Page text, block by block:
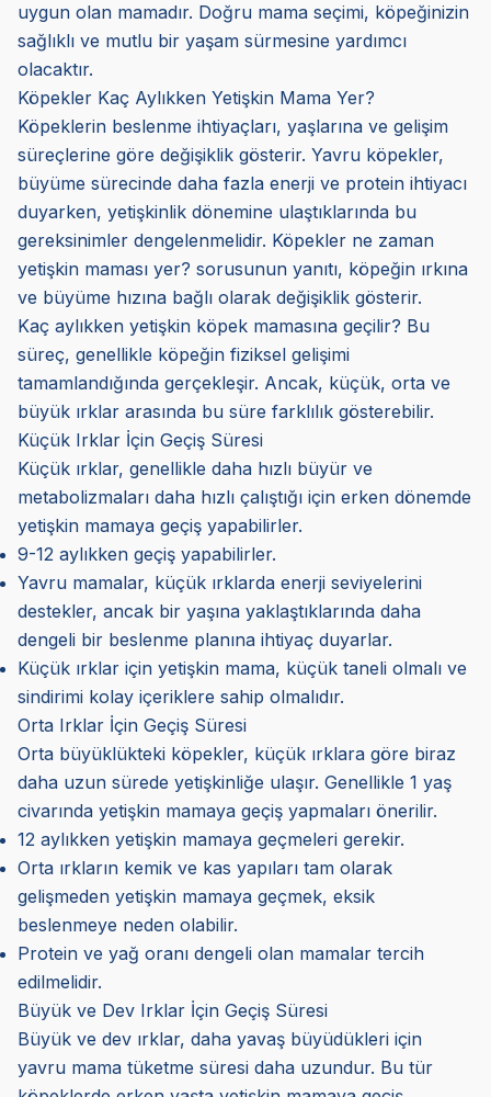
uygun olan mamadır. Doğru mama seçimi, köpeğinizin
sağlıklı ve mutlu bir yaşam sürmesine yardımcı
olacaktır.
Köpekler Kaç Aylıkken Yetişkin Mama Yer?
Köpeklerin beslenme ihtiyaçları, yaşlarına ve gelişim
süreçlerine göre değişiklik gösterir. Yavru köpekler,
büyüme sürecinde daha fazla enerji ve protein ihtiyacı
duyarken, yetişkinlik dönemine ulaştıklarında bu
gereksinimler dengelenmelidir. Köpekler ne zaman
yetişkin maması yer? sorusunun yanıtı, köpeğin ırkına
ve büyüme hızına bağlı olarak değişiklik gösterir.
Kaç aylıkken yetişkin köpek mamasına geçilir? Bu
süreç, genellikle köpeğin fiziksel gelişimi
tamamlandığında gerçekleşir. Ancak, küçük, orta ve
büyük ırklar arasında bu süre farklılık gösterebilir.
Küçük Irklar İçin Geçiş Süresi
Küçük ırklar, genellikle daha hızlı büyür ve
metabolizmaları daha hızlı çalıştığı için erken dönemde
yetişkin mamaya geçiş yapabilirler.
9-12 aylıkken geçiş yapabilirler.
Yavru mamalar, küçük ırklarda enerji seviyelerini
destekler, ancak bir yaşına yaklaştıklarında daha
dengeli bir beslenme planına ihtiyaç duyarlar.
Küçük ırklar için yetişkin mama, küçük taneli olmalı ve
sindirimi kolay içeriklere sahip olmalıdır.
Orta Irklar İçin Geçiş Süresi
Orta büyüklükteki köpekler, küçük ırklara göre biraz
daha uzun sürede yetişkinliğe ulaşır. Genellikle 1 yaş
civarında yetişkin mamaya geçiş yapmaları önerilir.
12 aylıkken yetişkin mamaya geçmeleri gerekir.
Orta ırkların kemik ve kas yapıları tam olarak
gelişmeden yetişkin mamaya geçmek, eksik
beslenmeye neden olabilir.
Protein ve yağ oranı dengeli olan mamalar tercih
edilmelidir.
Büyük ve Dev Irklar İçin Geçiş Süresi
Büyük ve dev ırklar, daha yavaş büyüdükleri için
yavru mama tüketme süresi daha uzundur. Bu tür